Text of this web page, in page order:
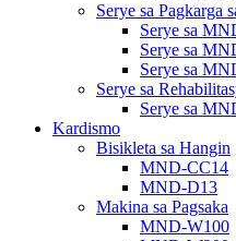
Serye sa Pagkarga
Serye sa
Serye sa
Serye sa
Serye sa
Serye sa
Kardismo
Bisikleta sa Hangin
MND-CC14
MND-D13
Makina sa Pagsaka
MND-W100